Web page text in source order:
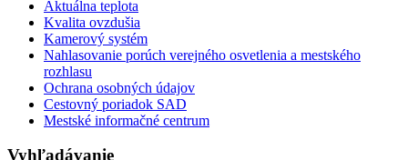
Aktuálna teplota
Kvalita ovzdušia
Kamerový systém
Nahlasovanie porúch verejného osvetlenia a mestského
rozhlasu
Ochrana osobných údajov
Cestovný poriadok SAD
Mestské informačné centrum
Vyhľadávanie